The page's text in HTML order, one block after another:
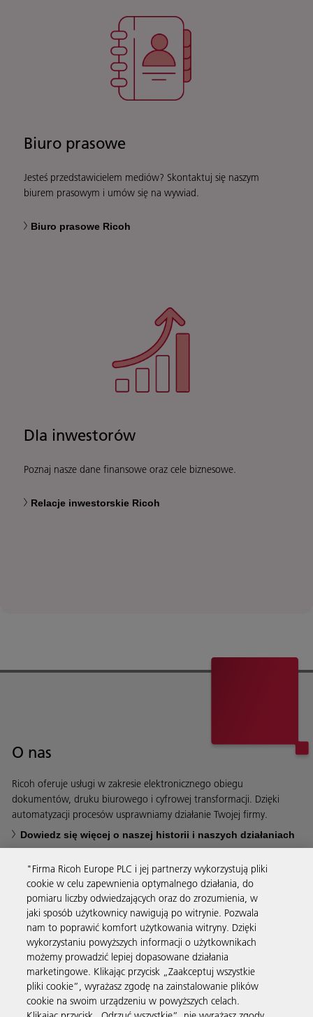
Biuro prasowe
Jesteś przedstawicielem mediów? Skontaktuj się naszym
biurem prasowym i umów się na wywiad.
Biuro prasowe Ricoh
Dla inwestorów
Poznaj nasze dane finansowe oraz cele biznesowe.
Relacje inwestorskie Ricoh
O nas
Ricoh oferuje usługi w zakresie elektronicznego obiegu
dokumentów, druku biurowego i cyfrowej transformacji. Dzięki
automatyzacji procesów usprawniamy działanie Twojej firmy.
Dowiedz się więcej o naszej historii i naszych działaniach
Usługi biznesowe
Produkty i usługi
Wsparcie i kontakt
"Firma Ricoh Europe PLC i jej partnerzy wykorzystują pliki
cookie w celu zapewnienia optymalnego działania, do
pomiaru liczby odwiedzających oraz do zrozumienia, w
jaki sposób użytkownicy nawigują po witrynie. Pozwala
nam to poprawić komfort użytkowania witryny. Dzięki
wykorzystaniu powyższych informacji o użytkownikach
możemy prowadzić lepiej dopasowane działania
marketingowe. Klikając przycisk „Zaakceptuj wszystkie
pliki cookie”, wyrażasz zgodę na zainstalowanie plików
cookie na swoim urządzeniu w powyższych celach.